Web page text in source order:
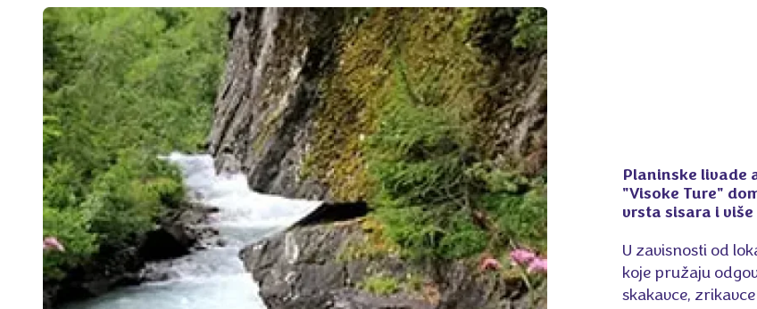
Planinske livade
"Visoke Ture"
vrsta sisara i
U zavisnosti od
koje pružaju
skakavce,